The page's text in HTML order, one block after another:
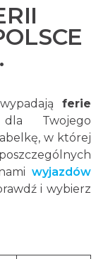
ferie
Twojego
w której
wyjazdów
i wybierz